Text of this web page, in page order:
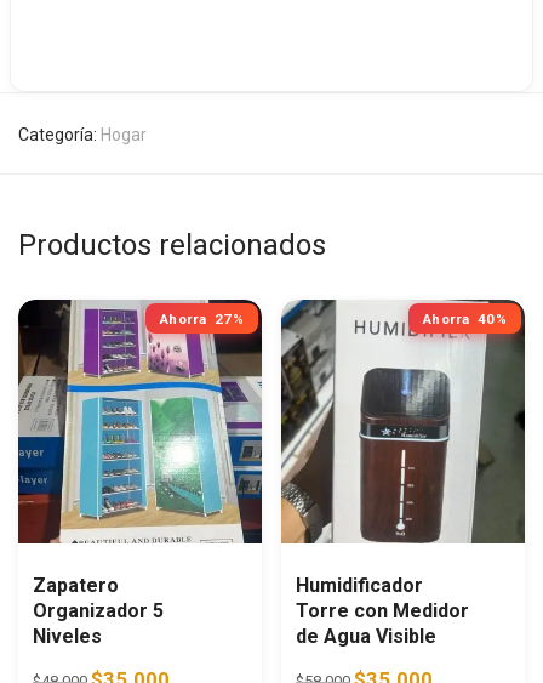
Categoría: Hogar
Productos relacionados
Ahorra 27%
Zapatero
Organizador 5
Niveles
Original price was: $48.000.
Current price is: $35.000.
Ahorra 40%
Humidificador
Torre con Medidor
de Agua Visible
Original price was: